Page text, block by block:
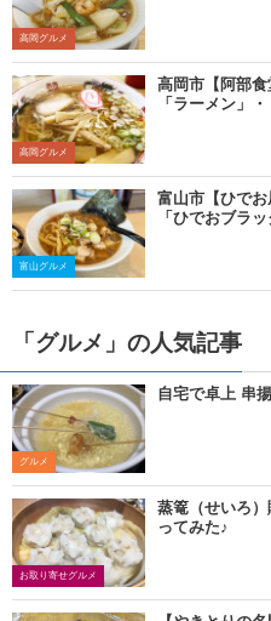
高岡グルメ
高岡グルメ
高岡市【阿部
「ラーメン」
富山グルメ
富山市【ひでお
「ひでおブラ
「グルメ」の人気記事
グルメ
自宅で卓上 串
お取り寄せグルメ
蒸篭（せいろ
ってみた♪